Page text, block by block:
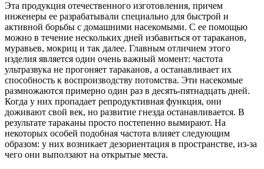
Эта продукция отечественного изготовления, причем
инженеры ее разрабатывали специально для быстрой и
активной борьбы с домашними насекомыми. С ее помощью
можно в течение нескольких дней избавиться от тараканов,
муравьев, мокриц и так далее. Главным отличием этого
изделия является один очень важный момент: частота
ультразвука не прогоняет тараканов, а останавливает их
способность к воспроизводству потомства. Эти насекомые
размножаются примерно один раз в десять-пятнадцать дней.
Когда у них пропадает репродуктивная функция, они
доживают свой век, но развитие гнезда останавливается. В
результате тараканы просто постепенно вымирают. На
некоторых особей подобная частота влияет следующим
образом: у них возникает дезориентация в пространстве, из-за
чего они выползают на открытые места.